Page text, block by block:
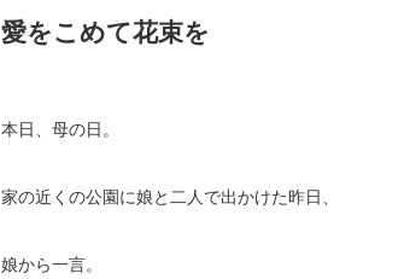
愛をこめて花束を
本日、母の日。
家の近くの公園に娘と二人で出かけた昨日、
娘から一言。